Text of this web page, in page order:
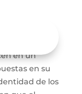
escrito
en un
en su
de los